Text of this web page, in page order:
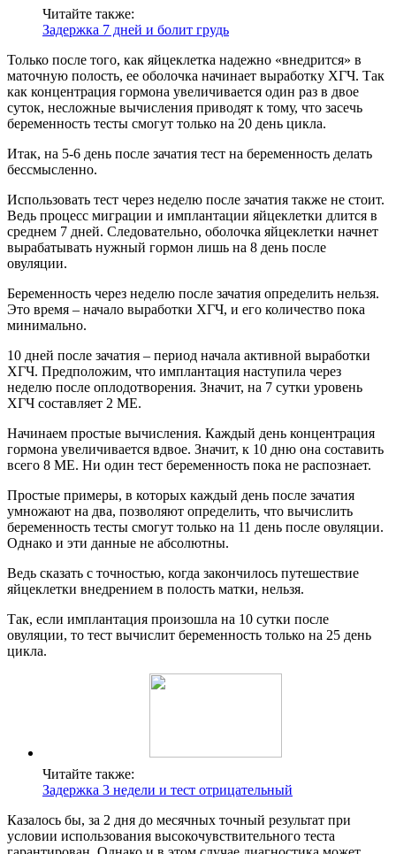
Читайте также:
Задержка 7 дней и болит грудь
Только после того, как яйцеклетка надежно «внедрится» в
маточную полость, ее оболочка начинает выработку ХГЧ. Так
как концентрация гормона увеличивается один раз в двое
суток, несложные вычисления приводят к тому, что засечь
беременность тесты смогут только на 20 день цикла.
Итак, на 5-6 день после зачатия тест на беременность делать
бессмысленно.
Использовать тест через неделю после зачатия также не стоит.
Ведь процесс миграции и имплантации яйцеклетки длится в
среднем 7 дней. Следовательно, оболочка яйцеклетки начнет
вырабатывать нужный гормон лишь на 8 день после
овуляции.
Беременность через неделю после зачатия определить нельзя.
Это время – начало выработки ХГЧ, и его количество пока
минимально.
10 дней после зачатия – период начала активной выработки
ХГЧ. Предположим, что имплантация наступила через
неделю после оплодотворения. Значит, на 7 сутки уровень
ХГЧ составляет 2 МЕ.
Начинаем простые вычисления. Каждый день концентрация
гормона увеличивается вдвое. Значит, к 10 дню она составить
всего 8 МЕ. Ни один тест беременность пока не распознает.
Простые примеры, в которых каждый день после зачатия
умножают на два, позволяют определить, что вычислить
беременность тесты смогут только на 11 день после овуляции.
Однако и эти данные не абсолютны.
Ведь сказать с точностью, когда закончилось путешествие
яйцеклетки внедрением в полость матки, нельзя.
Так, если имплантация произошла на 10 сутки после
овуляции, то тест вычислит беременность только на 25 день
цикла.
Читайте также:
Задержка 3 недели и тест отрицательный
Казалось бы, за 2 дня до месячных точный результат при
условии использования высокочувствительного теста